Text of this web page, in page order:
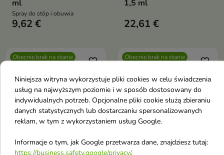
ml
Spray do stóp i obuwia
9,62 €
1,5 ml
22,61 €
Obecnie brak na stanie favorite_border Obecnie brak na stanie favorite_border
Niniejsza witryna wykorzystuje pliki cookies w celu świadczenia
usług na najwyższym poziomie i w sposób dostosowany do
indywidualnych potrzeb. Opcjonalne pliki cookie służą zbieraniu
danych statystycznych lub dostarczaniu spersonalizowanych
reklam, w tym z wykorzystaniem usług Google.
Informacje o tym, jak Google przetwarza dane, znajdziesz tutaj:
https://business.safety.google/privacy/.